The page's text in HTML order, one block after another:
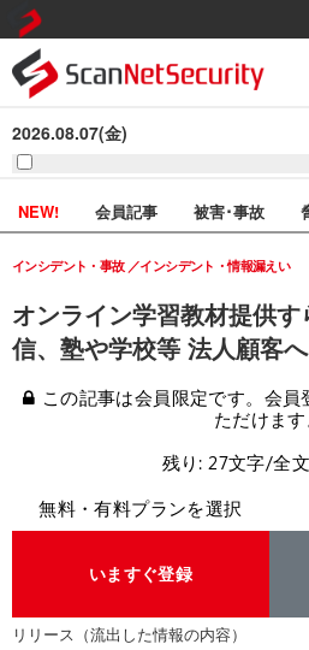
2026.08.07(金)
NEW! 会員記事 被害･事故
オンライン学習教材提供
信、塾や学校等 法人顧客
インシデント・事故 インシデント・情報漏えい
この記事は会員限定です。会
ただけます
残り: 27文字/全
無料・有料プランを選択
いますぐ登録
リリース（流出した情報の内容）